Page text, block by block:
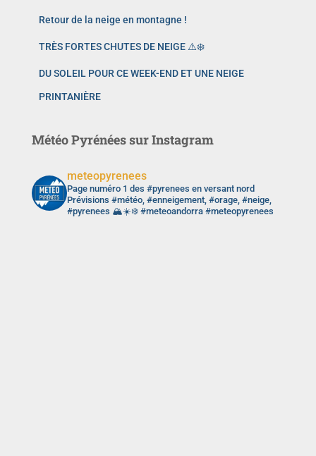
Retour de la neige en montagne !
TRÈS FORTES CHUTES DE NEIGE ⚠️❄️
DU SOLEIL POUR CE WEEK-END ET UNE NEIGE
PRINTANIÈRE
Météo Pyrénées sur Instagram
meteopyrenees
Page numéro 1 des #pyrenees en versant nord
Prévisions #météo, #enneigement, #orage, #neige,
#pyrenees 🏔️☀️❄️ #meteoandorra #meteopyrenees